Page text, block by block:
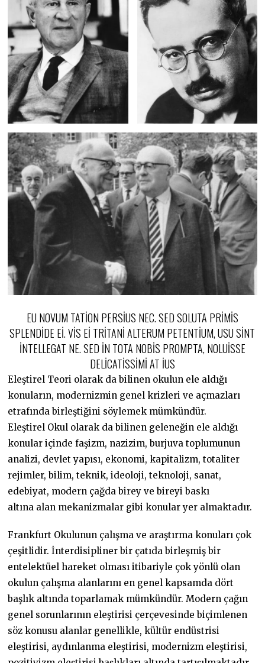
EU NOVUM TATION PERSIUS NEC. SED SOLUTA PRIMIS
SPLENDIDE EI. VIS EI TRITANI ALTERUM PETENTIUM, USU SINT
INTELLEGAT NE. SED IN TOTA NOBIS PROMPTA, NOLUISSE
DELICATISSIMI AT IUS
Eleştirel Teori olarak da bilinen okulun ele aldığı
konuların, modernizmin genel krizleri ve açmazları
etrafında birleştiğini söylemek mümkündür.
Eleştirel Okul olarak da bilinen geleneğin ele aldığı
konular içinde faşizm, nazizim, burjuva toplumunun
analizi, devlet yapısı, ekonomi, kapitalizm, totaliter
rejimler, bilim, teknik, ideoloji, teknoloji, sanat,
edebiyat, modern çağda birey ve bireyi baskı
altına alan mekanizmalar gibi konular yer almaktadır.
Frankfurt Okulunun çalışma ve araştırma konuları çok
çeşitlidir. İnterdisipliner bir çatıda birleşmiş bir
entelektüel hareket olması itibariyle çok yönlü olan
okulun çalışma alanlarını en genel kapsamda dört
başlık altında toparlamak mümkündür. Modern çağın
genel sorunlarının eleştirisi çerçevesinde biçimlenen
söz konusu alanlar genellikle, kültür endüstrisi
eleştirisi, aydınlanma eleştirisi, modernizm eleştirisi,